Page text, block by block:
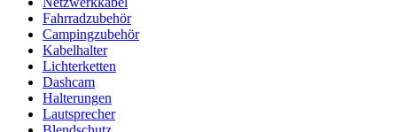
Fahrradzubehör
Campingzubehör
Kabelhalter
Lichterketten
Dashcam
Halterungen
Lautsprecher